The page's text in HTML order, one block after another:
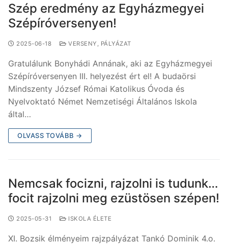
Szép eredmény az Egyházmegyei
Szépíróversenyen!
2025-06-18 VERSENY, PÁLYÁZAT
Gratulálunk Bonyhádi Annának, aki az Egyházmegyei
Szépíróversenyen III. helyezést ért el! A budaörsi
Mindszenty József Római Katolikus Óvoda és
Nyelvoktató Német Nemzetiségi Általános Iskola
által…
OLVASS TOVÁBB →
Nemcsak focizni, rajzolni is tudunk…
focit rajzolni meg ezüstösen szépen!
2025-05-31 ISKOLA ÉLETE
XI. Bozsik élményeim rajzpályázat Tankó Dominik 4.o.